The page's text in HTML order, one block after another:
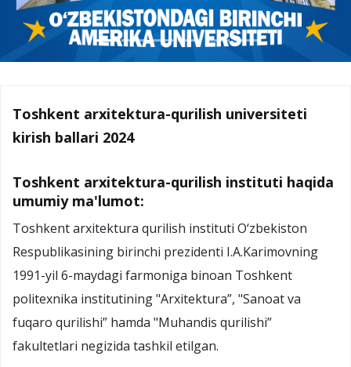
Toshkent arxitektura-qurilish universiteti
kirish ballari 2024
Toshkent arxitektura-qurilish instituti haqida
umumiy ma'lumot:
Toshkent arxitektura qurilish instituti O‘zbekiston
Respublikasining birinchi prezidenti I.A.Karimovning
1991-yil 6-maydagi farmoniga binoan Toshkent
politexnika institutining "Arxitektura”, "Sanoat va
fuqaro qurilishi” hamda "Muhandis qurilishi”
fakultetlari negizida tashkil etilgan.